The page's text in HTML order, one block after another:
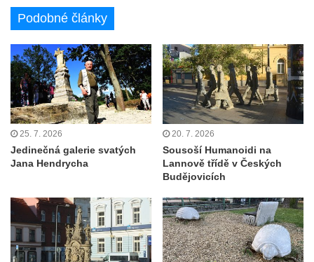
vstupu do poutního místa Římov
Liberci
Pamětní deska Vojtěcha Kocmicha na
domě čp. 37 v ulici Betlém v Římově
Pomník na paměť zrušení roboty v Plavu
Socha vodníka v Plavu
Socha svatého Jana Nepomuckého v
Pamětní deska Johanna Nepomuka
Fischera na domě čp. 5/16 na třídě 9.
května v Rumburku
Pamětní deska Johanna Neumanna
Podobné články
25. 7. 2026
Jedinečná galerie svatých
Jana Hendrycha
20. 7. 2026
Sousoší Humanoidi na
Lannově třídě v Českých
Budějovicích